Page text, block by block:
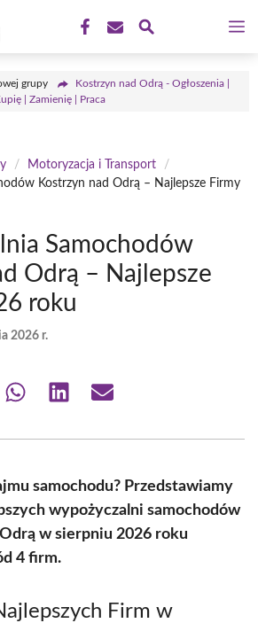
grupy
Kostrzyn nad Odrą - Ogłoszenia |
| Zamienię | Praca
/ Motoryzacja i Transport
/
Kostrzyn nad Odrą – Najlepsze Firmy
Samochodów
Odrą – Najlepsze
roku
2026 r.
Share Share Share
samochodu? Przedstawiamy
wypożyczalni samochodów
w sierpniu 2026 roku
4 firm.
Firm w